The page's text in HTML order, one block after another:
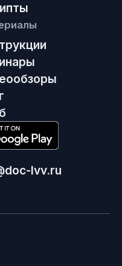
lvv.ru